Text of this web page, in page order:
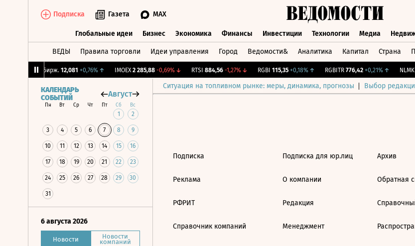
Подписка Газета MAX
Глобальные идеи Бизнес Экономика Финансы Инвестиции Технологии Медиа
ВЕДЫ Правила торговли Идеи управления Город Ведомости& Аналитика Капитал Страна
CNY Бирж. 12,081 +0,76%↑ IMOEX 2 285,88 -0,69%↓ RTSI 884,56 -1,27%↓ RGBI 115,35 +0,18%↑ RGBITR 776,42 +0,21%↑ NLMK
Ситуация на топливном рынке: меры, динамика, прогнозы Выбор
КАЛЕНДАРЬ
СОБЫТИЙ
Август
Пн Вт Ср Чт Пт Сб Вс
1 2
3 4 5 6 7 8 9
10 11 12 13 14 15 16
17 18 19 20 21 22 23
24 25 26 27 28 29 30
31
6 августа 2026
Новости Новости
компаний
Подписка
Реклама
РФРИТ
Справочник компаний
Подписка для юр.лиц
О компании
Редакция
Менеджмент
Архив
Обратная